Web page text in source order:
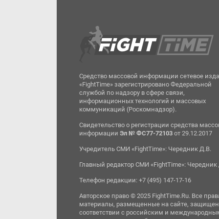
Средство массовой информации сетевое
«FightTime» зарегистрировано Федеральной
службой по надзору в сфере связи,
информационных технологий и массовых
коммуникаций (Роскомнадзор).
Свидетельство о регистрации средства
информацииЭл № ФС77-72103 от 29.12.2017
Учредитель СМИ «FightTime»: Чередник Д.В.
Главный редактор СМИ «FightTime»: Чередник
Телефон редакции: +7 (495) 147-17-16
Авторское право © 2025 FightTime.Ru. Все
материалы, размещенные на сайте,
соответствии с российским и